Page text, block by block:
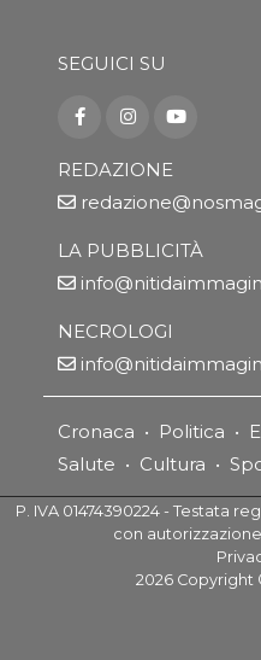
SEGUICI SU
REDAZIONE
LA PUBBLICITÀ
NECROLOGI
Cronaca • Politica •
Salute • Cultura •
P. IVA 01474390224 - Testata
con autorizzazione
2026 Copyright